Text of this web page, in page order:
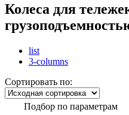
Колеса для
list
3-columns
Сортировать по:
Подбор по параметрам